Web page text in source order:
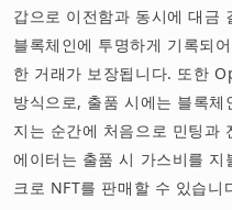
갑으로 이전함과 동시에 대금
블록체인에 투명하게 기록되
한 거래가 보장됩니다. 또한
방식으로, 출품 시에는 블록
지는 순간에 처음으로 민팅과
에이터는 출품 시 가스비를
크로 NFT를 판매할 수 있습니